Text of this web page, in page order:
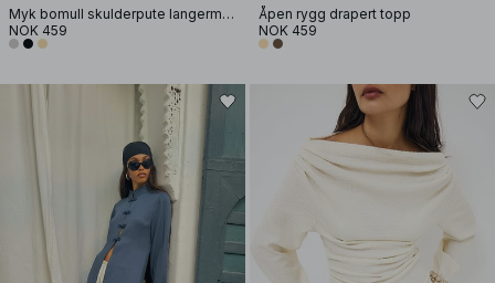
Myk bomull skulderpute langermet T-skjorte
NOK 459
Åpen rygg drapert topp
NOK 459